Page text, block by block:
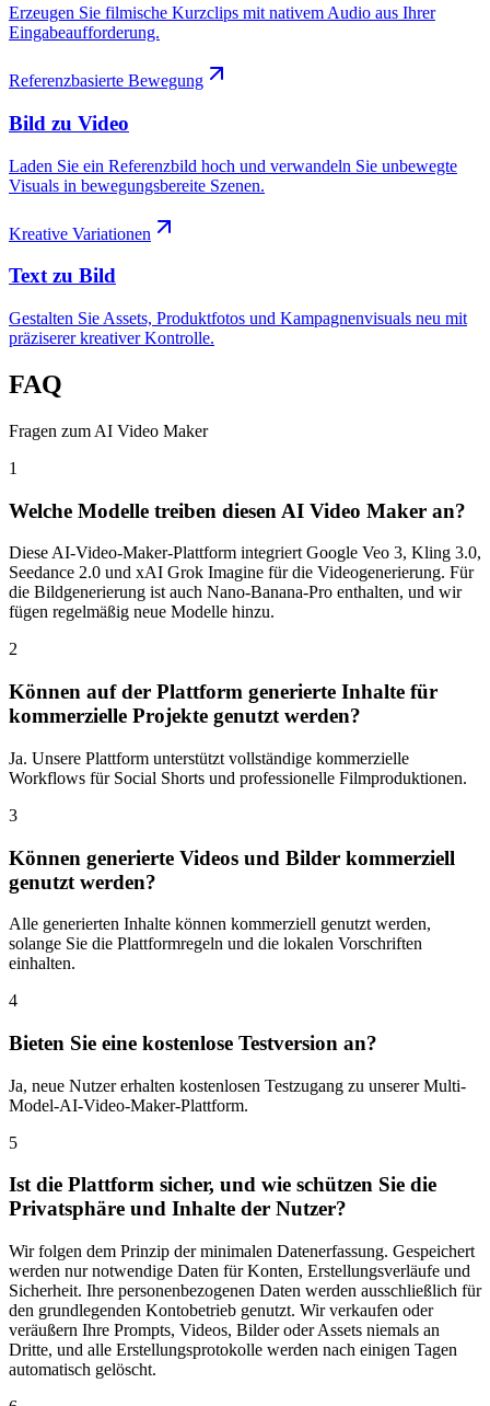
Erzeugen Sie filmische Kurzclips mit nativem Audio aus Ihrer
Eingabeaufforderung.
Referenzbasierte Bewegung
Bild zu Video
Laden Sie ein Referenzbild hoch und verwandeln Sie unbewegte
Visuals in bewegungsbereite Szenen.
Kreative Variationen
Text zu Bild
Gestalten Sie Assets, Produktfotos und Kampagnenvisuals neu mit
präziserer kreativer Kontrolle.
FAQ
Fragen zum AI Video Maker
1
Welche Modelle treiben diesen AI Video Maker an?
Diese AI-Video-Maker-Plattform integriert Google Veo 3, Kling 3.0,
Seedance 2.0 und xAI Grok Imagine für die Videogenerierung. Für
die Bildgenerierung ist auch Nano-Banana-Pro enthalten, und wir
fügen regelmäßig neue Modelle hinzu.
2
Können auf der Plattform generierte Inhalte für
kommerzielle Projekte genutzt werden?
Ja. Unsere Plattform unterstützt vollständige kommerzielle
Workflows für Social Shorts und professionelle Filmproduktionen.
3
Können generierte Videos und Bilder kommerziell
genutzt werden?
Alle generierten Inhalte können kommerziell genutzt werden,
solange Sie die Plattformregeln und die lokalen Vorschriften
einhalten.
4
Bieten Sie eine kostenlose Testversion an?
Ja, neue Nutzer erhalten kostenlosen Testzugang zu unserer Multi-
Model-AI-Video-Maker-Plattform.
5
Ist die Plattform sicher, und wie schützen Sie die
Privatsphäre und Inhalte der Nutzer?
Wir folgen dem Prinzip der minimalen Datenerfassung. Gespeichert
werden nur notwendige Daten für Konten, Erstellungsverläufe und
Sicherheit. Ihre personenbezogenen Daten werden ausschließlich für
den grundlegenden Kontobetrieb genutzt. Wir verkaufen oder
veräußern Ihre Prompts, Videos, Bilder oder Assets niemals an
Dritte, und alle Erstellungsprotokolle werden nach einigen Tagen
automatisch gelöscht.